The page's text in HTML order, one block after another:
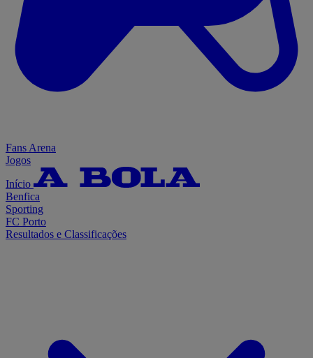
Fans Arena
Jogos
Início
Benfica
Sporting
FC Porto
Resultados e Classificações